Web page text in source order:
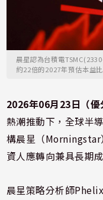
晨星認為台積電
約22倍的2027年預估本益
2026年06月23日（優
熱潮推動下，全球半
構晨星（Morningstar
資人應轉向兼具長期
晨星策略分析師